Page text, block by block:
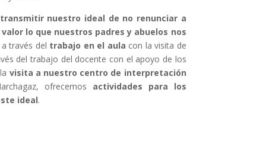
nuestro ideal de no renunciar a
lo que nuestros padres y abuelos nos
través del trabajo en el aula con la visita de
del trabajo del docente con el apoyo de los
visita a nuestro centro de interpretación
ofrecemos actividades para los
ideal.